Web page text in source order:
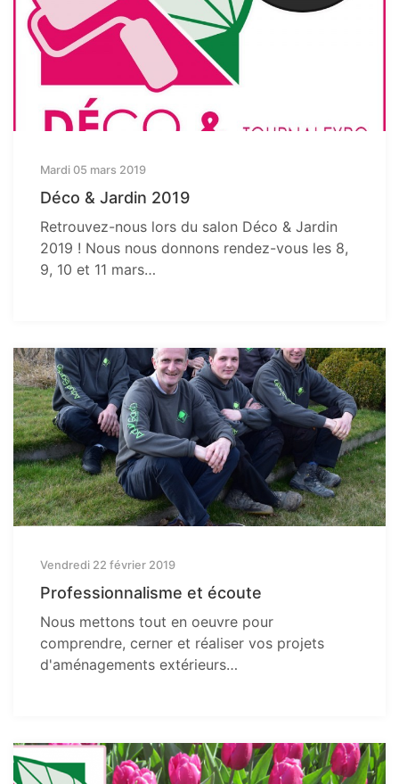
Mardi 05 mars 2019
Déco & Jardin 2019
Retrouvez-nous lors du salon Déco & Jardin
2019 ! Nous nous donnons rendez-vous les 8,
9, 10 et 11 mars…
Vendredi 22 février 2019
Professionnalisme et écoute
Nous mettons tout en oeuvre pour
comprendre, cerner et réaliser vos projets
d'aménagements extérieurs…